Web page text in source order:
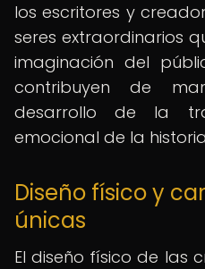
los escritores y
seres extraordinarios
imaginación del
contribuyen de
desarrollo de la
emocional de la
Diseño físico y
únicas
El diseño físico de las